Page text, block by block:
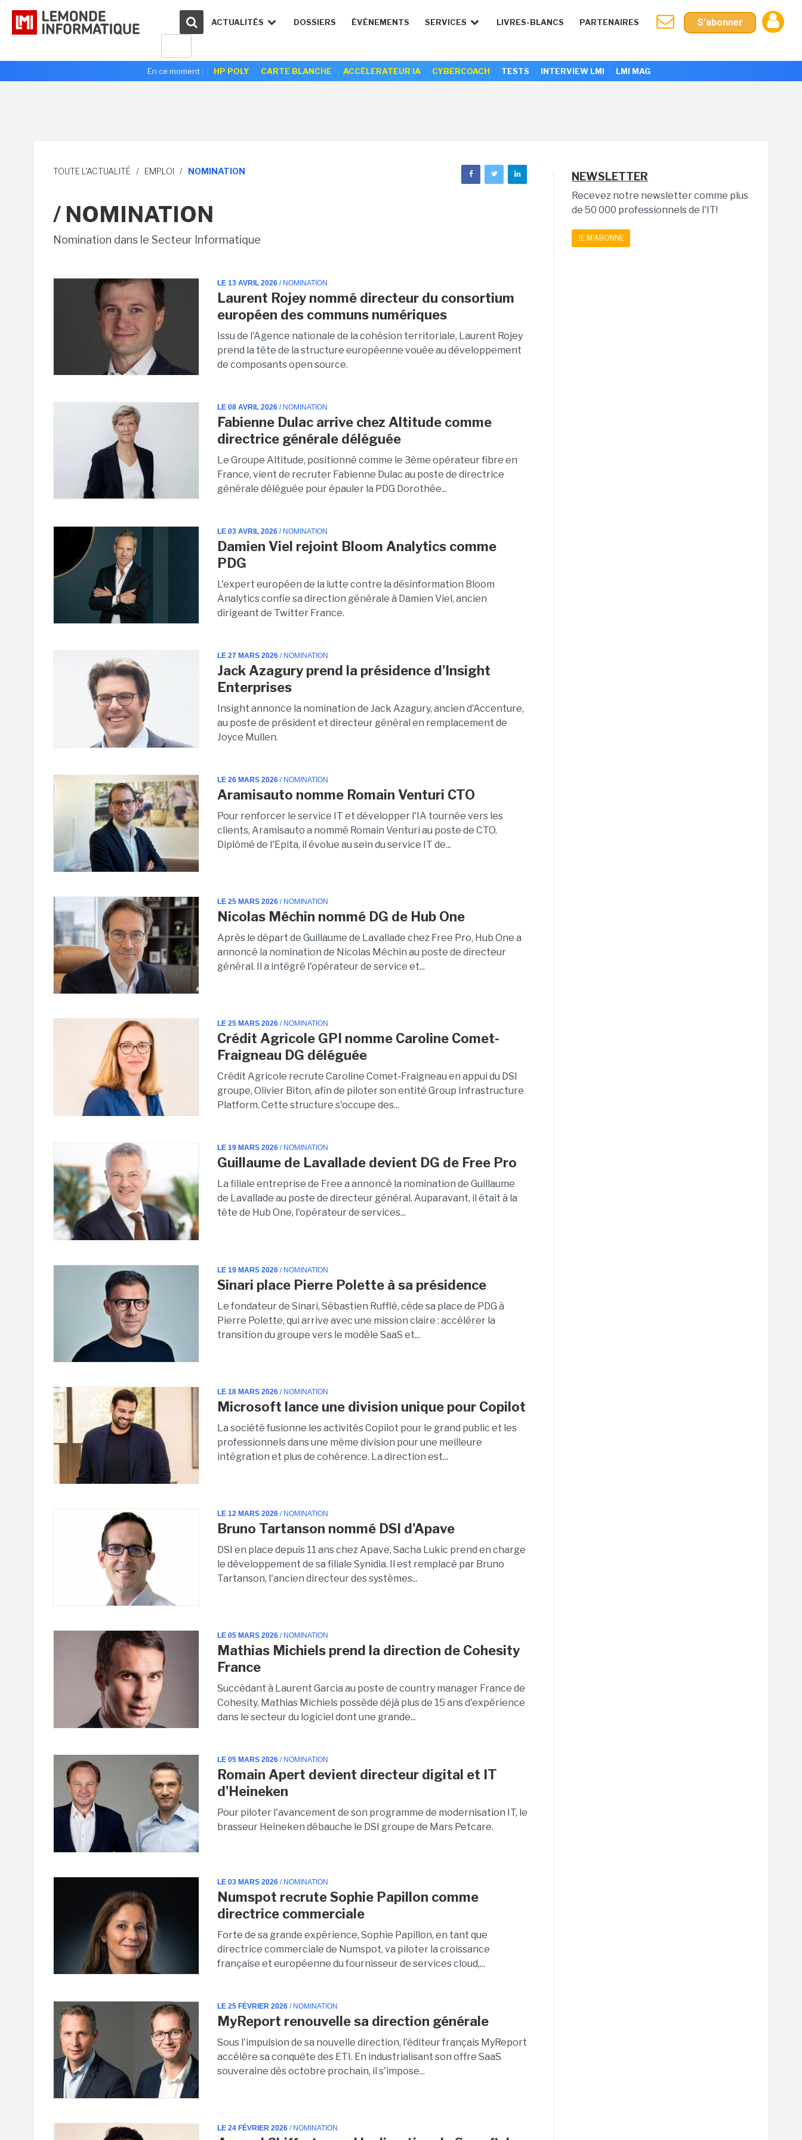
ACTUALITÉS DOSSIERS ÉVÉNEMENTS SERVICES LIVRES-BLANCS PARTENAIRES S'abonner
En ce moment : HP POLY CARTE BLANCHE ACCÉLERATEUR IA CYBERCOACH TESTS INTERVIEW LMI LMI MAG
TOUTE L'ACTUALITÉ / EMPLOI / NOMINATION
/ NOMINATION
Nomination dans le Secteur Informatique
LE 13 AVRIL 2026 / NOMINATION
Laurent Rojey nommé directeur du consortium
européen des communs numériques
Issu de l'Agence nationale de la cohésion territoriale, Laurent Rojey
prend la tête de la structure européenne vouée au développement
de composants open source.
LE 08 AVRIL 2026 / NOMINATION
Fabienne Dulac arrive chez Altitude comme
directrice générale déléguée
Le Groupe Altitude, positionné comme le 3ème opérateur fibre en
France, vient de recruter Fabienne Dulac au poste de directrice
générale déléguée pour épauler la PDG Dorothée...
LE 03 AVRIL 2026 / NOMINATION
Damien Viel rejoint Bloom Analytics comme
PDG
L'expert européen de la lutte contre la désinformation Bloom
Analytics confie sa direction générale à Damien Viel, ancien
dirigeant de Twitter France.
LE 27 MARS 2026 / NOMINATION
Jack Azagury prend la présidence d'Insight
Enterprises
Insight annonce la nomination de Jack Azagury, ancien d'Accenture,
au poste de président et directeur général en remplacement de
Joyce Mullen.
LE 26 MARS 2026 / NOMINATION
Aramisauto nomme Romain Venturi CTO
Pour renforcer le service IT et développer l'IA tournée vers les
clients, Aramisauto a nommé Romain Venturi au poste de CTO.
Diplômé de l'Epita, il évolue au sein du service IT de...
LE 25 MARS 2026 / NOMINATION
Nicolas Méchin nommé DG de Hub One
Après le départ de Guillaume de Lavallade chez Free Pro, Hub One a
annoncé la nomination de Nicolas Méchin au poste de directeur
général. Il a intégré l'opérateur de service et...
LE 25 MARS 2026 / NOMINATION
Crédit Agricole GPI nomme Caroline Comet-
Fraigneau DG déléguée
Crédit Agricole recrute Caroline Comet-Fraigneau en appui du DSI
groupe, Olivier Biton, afin de piloter son entité Group Infrastructure
Platform. Cette structure s'occupe des...
LE 19 MARS 2026 / NOMINATION
Guillaume de Lavallade devient DG de Free Pro
La filiale entreprise de Free a annoncé la nomination de Guillaume
de Lavallade au poste de directeur général. Auparavant, il était à la
tête de Hub One, l'opérateur de services...
LE 19 MARS 2026 / NOMINATION
Sinari place Pierre Polette à sa présidence
Le fondateur de Sinari, Sébastien Rufflé, cède sa place de PDG à
Pierre Polette, qui arrive avec une mission claire : accélérer la
transition du groupe vers le modèle SaaS et...
LE 18 MARS 2026 / NOMINATION
Microsoft lance une division unique pour Copilot
La société fusionne les activités Copilot pour le grand public et les
professionnels dans une même division pour une meilleure
intégration et plus de cohérence. La direction est...
LE 12 MARS 2026 / NOMINATION
Bruno Tartanson nommé DSI d'Apave
DSI en place depuis 11 ans chez Apave, Sacha Lukic prend en charge
le développement de sa filiale Synidia. Il est remplacé par Bruno
Tartanson, l'ancien directeur des systèmes...
LE 05 MARS 2026 / NOMINATION
Mathias Michiels prend la direction de Cohesity
France
Succédant à Laurent Garcia au poste de country manager France de
Cohesity, Mathias Michiels possède déjà plus de 15 ans d'expérience
dans le secteur du logiciel dont une grande...
LE 05 MARS 2026 / NOMINATION
Romain Apert devient directeur digital et IT
d'Heineken
Pour piloter l'avancement de son programme de modernisation IT, le
brasseur Heineken débauche le DSI groupe de Mars Petcare.
LE 03 MARS 2026 / NOMINATION
Numspot recrute Sophie Papillon comme
directrice commerciale
Forte de sa grande expérience, Sophie Papillon, en tant que
directrice commerciale de Numspot, va piloter la croissance
française et européenne du fournisseur de services cloud,...
LE 25 FÉVRIER 2026 / NOMINATION
MyReport renouvelle sa direction générale
Sous l'impulsion de sa nouvelle direction, l'éditeur français MyReport
accélère sa conquête des ETI. En industrialisant son offre SaaS
souveraine dès octobre prochain, il s'impose...
LE 24 FÉVRIER 2026 / NOMINATION
NEWSLETTER
Recevez notre newsletter comme plus
de 50 000 professionnels de l'IT!
JE M'ABONNE